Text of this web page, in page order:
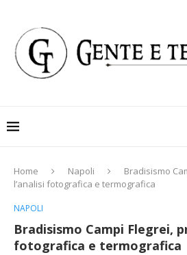
Home Napoli
Bradisismo
l’analisi fotografica e termografica
NAPOLI
Bradisismo Campi Flegrei,
fotografica e termografica